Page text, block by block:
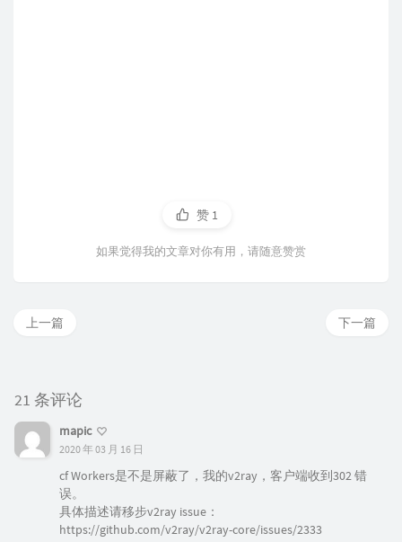
赞 1
如果觉得我的文章对你有用，请随意赞赏
下一篇
上一篇
21 条评论
mapic
2020 年 03 月 16 日
cf Workers是不是屏蔽了，我的v2ray，客户端收到302 错
误。
具体描述请移步v2ray issue：
https://github.com/v2ray/v2ray-core/issues/2333